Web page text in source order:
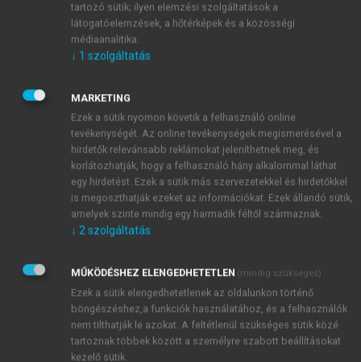
érdemel. Egyrészt, gyakran nem közvetlenül
görögből, hanem szírből, ritkábban perzsából,
koptból vagy arámiból készültek az átültetések,
vagyis ez az irodalom nyelvileg is rendkívül sokszínű
volt. Másrészt a fő tekintély, Galénosz művein túl,
érthető okokból elsősorban alexandriai, illetve
bizánci szerzőket fordítottak arabra, harmadrészt
pedig az arabra átültetett teljes művek mellett
gyakoriak voltak a szinoptikus – tömörítő, kivonatoló
– típusú transzlációk is, amelyek nem a teljes
szöveget, hanem annak csak lényegét adták vissza. A
fordításirodalom szükségszerű kiegészítéseképpen
születtek később azok a kommentárok, magyarázatok,
orvostudomány hanyatló periódusának kezdetétől az
iszlám orvosi irodalmának zömét adták, s amelyek
végül – a 14–15. századra – skolasztikus
szőrszálhasogatásba fulladtak. Az arab
fordításirodalom természetesen nem korlátozódott
tartozó sütik; ilyen elemzési szolgáltatások a
látogatóelemzések, a hőtérképek és a közösségi
médiaanalitika.
↓ 1 szolgáltatás
MARKETING
Ezek a sütik nyomon követik a felhasználó online
tevékenységét. Az online tevékenységek megismerésével a
hirdetők relevánsabb reklámokat jeleníthetnek meg, és
korlátozhatják, hogy a felhasználó hány alkalommal láthat
egy hirdetést. Ezek a sütik más szervezetekkel és hirdetőkkel
is megoszthatják ezeket az információkat. Ezek állandó sütik,
amelyek szinte mindig egy harmadik féltől származnak.
↓ 2 szolgáltatás
MŰKÖDÉSHEZ ELENGEDHETETLEN (mindig szükséges)
Ezek a sütik elengedhetetlenek az oldalunkon történő
böngészéshez,a funkciók használatához, és a felhasználók
nem tilthatják le azokat. A feltétlenül szükséges sütik közé
tartoznak többek között a személyre szabott beállításokat
kezelő sütik.